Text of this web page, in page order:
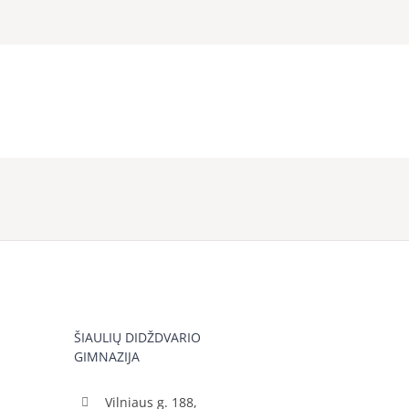
ŠIAULIŲ DIDŽDVARIO
GIMNAZIJA
Vilniaus g. 188,